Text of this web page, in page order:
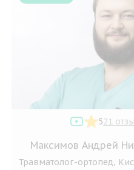
521
Максимов Андрей
Травматолог-ортопед,